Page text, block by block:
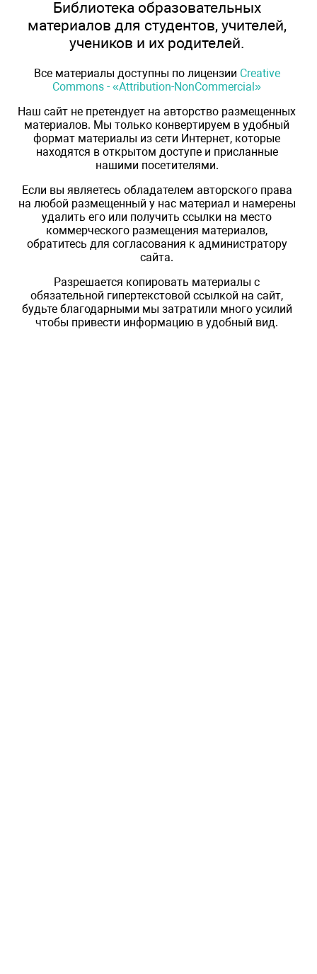
Библиотека образовательных
материалов для студентов, учителей,
учеников и их родителей.
Все материалы доступны по лицензии Creative
Commons - «Attribution-NonCommercial»
Наш сайт не претендует на авторство размещенных
материалов. Мы только конвертируем в удобный
формат материалы из сети Интернет, которые
находятся в открытом доступе и присланные
нашими посетителями.
Если вы являетесь обладателем авторского права
на любой размещенный у нас материал и намерены
удалить его или получить ссылки на место
коммерческого размещения материалов,
обратитесь для согласования к администратору
сайта.
Разрешается копировать материалы с
обязательной гипертекстовой ссылкой на сайт,
будьте благодарными мы затратили много усилий
чтобы привести информацию в удобный вид.